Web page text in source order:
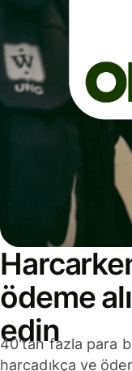
ödeme
edin
40'tan fazla para
harcadıkça ve